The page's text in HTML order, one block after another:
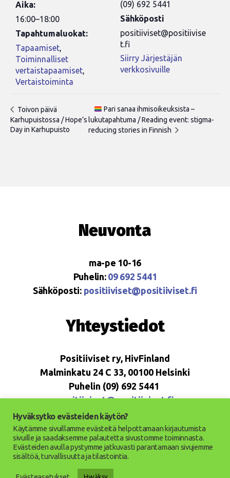
Aika:
16:00–18:00
Tapahtumaluokat:
Tapaamiset,
Toiminnalliset
vertaistapaamiset,
Vertaistoiminta
(09) 692 5441
Sähköposti
positiiviset@positiivise
t.fi
Siirry Järjestäjän
verkkosivuille
Toivon päivä
Karhupuistossa / Hope’s
Day in Karhupuisto
Pari sanaa ihmisoikeuksista –
lukutapahtuma / Reading event: stigma-
reducing stories in Finnish
Neuvonta
ma-pe 10-16
Puhelin: 09 692 5441
Sähköposti: positiiviset@positiiviset.fi
Yhteystiedot
Positiiviset ry, HivFinland
Malminkatu 24 C 33, 00100 Helsinki
Puhelin (09) 692 5441
positiiviset@positiiviset.fi
© 2026 Positiiviset ry
Hyväksytko evästeiden käytön?
Käytämme sivuillamme evästeitä helpottamaan kirjautumista
sivuille ja saadaksemme palautetta sivustomme toiminnasta.
Evästeiden avulla pystymme jatkuvasti parantamaan sivujemme
sisältöä, turvallisuutta ja tilastointia.
Hyväksy